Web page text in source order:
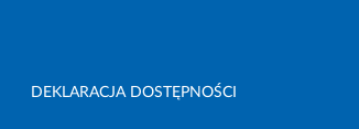
DEKLARACJA DOSTĘPNOŚCI